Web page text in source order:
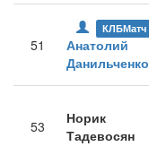
51
КЛБМатч
Анатолий
Данильченко
53
Норик
Тадевосян